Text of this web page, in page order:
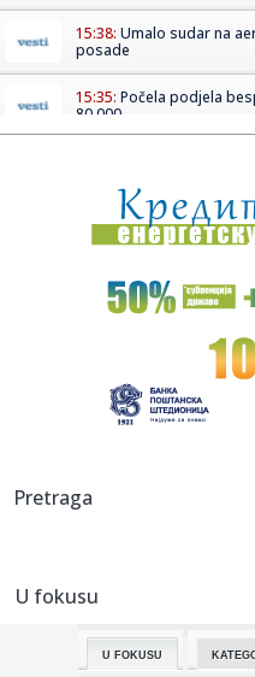
15:38: Umalo sudar na
posade
15:35: Počela podjela
80.000...
15:35:Slavio pobjedu
(VIDEO)
15:35:Bor pao na kupače
odra...
Papa pozvao na
15:35:Srbija, Slovenija i
15:35:
15:35:
U jednom danu u
Pretraga
U fokusu
U FOKUSU